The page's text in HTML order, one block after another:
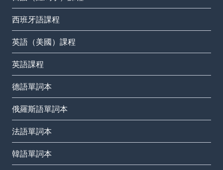
西班牙語課程
英語（美國）課程
英語課程
德語單詞本
俄羅斯語單詞本
法語單詞本
韓語單詞本